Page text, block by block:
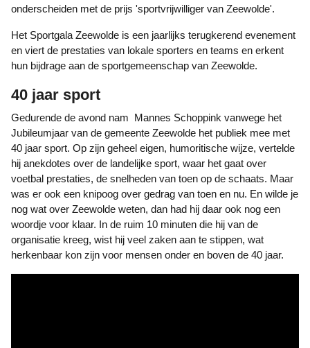
onderscheiden met de prijs 'sportvrijwilliger van Zeewolde'.
Het Sportgala Zeewolde is een jaarlijks terugkerend evenement
en viert de prestaties van lokale sporters en teams en erkent
hun bijdrage aan de sportgemeenschap van Zeewolde.
40 jaar sport
Gedurende de avond nam Mannes Schoppink vanwege het
Jubileumjaar van de gemeente Zeewolde het publiek mee met
40 jaar sport. Op zijn geheel eigen, humoritische wijze, vertelde
hij anekdotes over de landelijke sport, waar het gaat over
voetbal prestaties, de snelheden van toen op de schaats. Maar
was er ook een knipoog over gedrag van toen en nu. En wilde je
nog wat over Zeewolde weten, dan had hij daar ook nog een
woordje voor klaar. In de ruim 10 minuten die hij van de
organisatie kreeg, wist hij veel zaken aan te stippen, wat
herkenbaar kon zijn voor mensen onder en boven de 40 jaar.